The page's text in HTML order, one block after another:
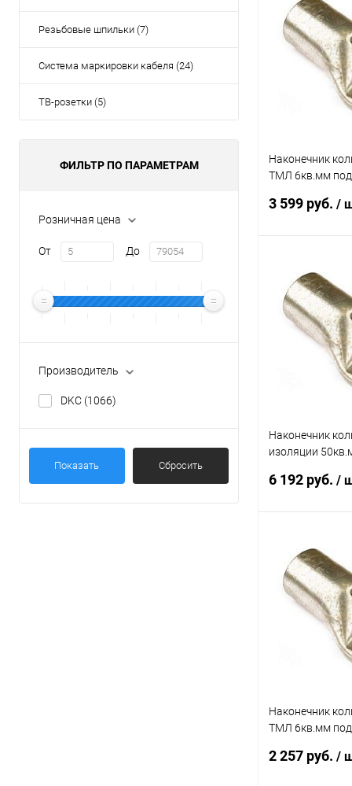
Резьбовые шпильки (7)
Система маркировки кабеля (24)
ТВ-розетки (5)
ФИЛЬТР ПО ПАРАМЕТРАМ
Розничная цена
От До
Производитель
DKC (1066)
Показать Сбросить
Купить в 1
В избранное
Наконечник
ТМЛ 6кв.мм
2CT10
3 599 руб. /
Купить в 1
В избранное
Наконечник
изоляции
6 192 руб. /
Купить в 1
В избранное
Наконечник
ТМЛ 6кв.мм
2 257 руб. /